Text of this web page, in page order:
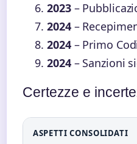
2023–
2024–
2024– Primo
2024– Sanzioni
Certezze e
ASPETTI CONSOLIDATI